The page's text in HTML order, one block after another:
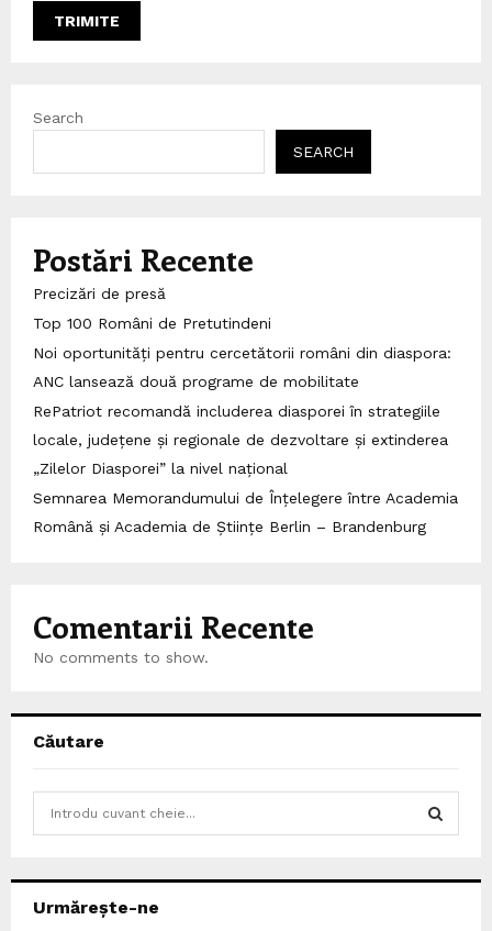
Search
SEARCH
Postări Recente
Precizări de presă
Top 100 Români de Pretutindeni
Noi oportunități pentru cercetătorii români din diaspora:
ANC lansează două programe de mobilitate
RePatriot recomandă includerea diasporei în strategiile
locale, județene și regionale de dezvoltare și extinderea
„Zilelor Diasporei” la nivel național
Semnarea Memorandumului de Înțelegere între Academia
Română și Academia de Științe Berlin – Brandenburg
Comentarii Recente
No comments to show.
Căutare
h
Urmărește-ne